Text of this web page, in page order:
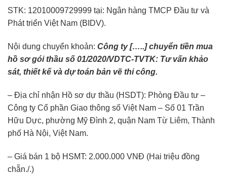
STK: 12010009729999 tại: Ngân hàng TMCP Đầu tư và
Phát triển Việt Nam (BIDV).
Nội dung chuyển khoản: Công ty […..] chuyển tiền mua
hồ sơ gói thầu số 01/2020/VDTC-TVTK: Tư vấn khảo
sát, thiết kế và dự toán bản vẽ thi công.
– Địa chỉ nhận Hồ sơ dự thầu (HSDT): Phòng Đầu tư –
Công ty Cổ phần Giao thông số Việt Nam – Số 01 Trần
Hữu Dực, phường Mỹ Đình 2, quận Nam Từ Liêm, Thành
phố Hà Nội, Việt Nam.
– Giá bán 1 bộ HSMT: 2.000.000 VNĐ (Hai triệu đồng
chẵn./.)